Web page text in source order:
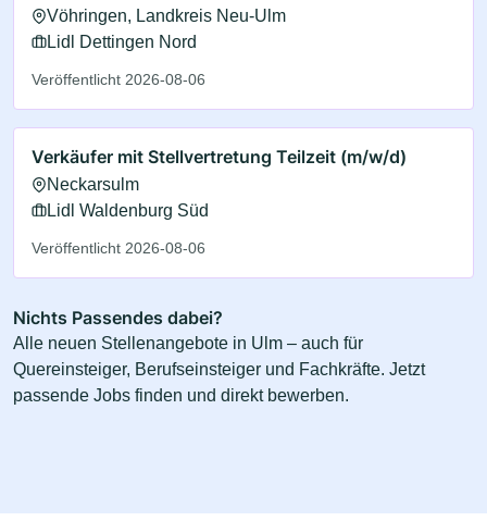
Vöhringen, Landkreis Neu-Ulm
Lidl Dettingen Nord
Veröffentlicht 2026-08-06
Verkäufer mit Stellvertretung Teilzeit (m/w/d)
Neckarsulm
Lidl Waldenburg Süd
Veröffentlicht 2026-08-06
Nichts Passendes dabei?
Alle neuen Stellenangebote in Ulm – auch für
Quereinsteiger, Berufseinsteiger und Fachkräfte. Jetzt
passende Jobs finden und direkt bewerben.